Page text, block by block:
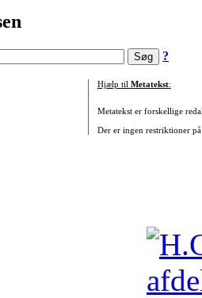
?
Hjælp til Metatekst:
Metatekst er forskellige
Der er ingen restriktioner